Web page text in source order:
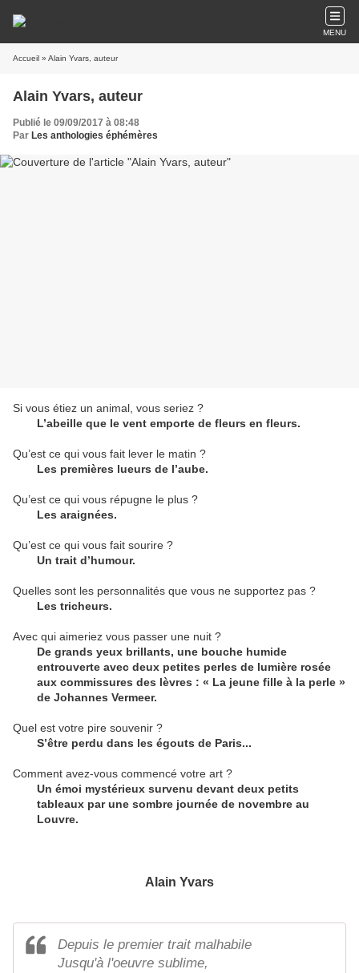
MENU
Accueil » Alain Yvars, auteur
Alain Yvars, auteur
Publié le 09/09/2017 à 08:48
Par Les anthologies éphémères
Si vous étiez un animal, vous seriez ?
L’abeille que le vent emporte de fleurs en fleurs.
Qu’est ce qui vous fait lever le matin ?
Les premières lueurs de l’aube.
Qu’est ce qui vous répugne le plus ?
Les araignées.
Qu’est ce qui vous fait sourire ?
Un trait d’humour.
Quelles sont les personnalités que vous ne supportez pas ?
Les tricheurs.
Avec qui aimeriez vous passer une nuit ?
De grands yeux brillants, une bouche humide
entrouverte avec deux petites perles de lumière rosée
aux commissures des lèvres : « La jeune fille à la perle »
de Johannes Vermeer.
Quel est votre pire souvenir ?
S’être perdu dans les égouts de Paris...
Comment avez-vous commencé votre art ?
Un émoi mystérieux survenu devant deux petits
tableaux par une sombre journée de novembre au
Louvre.
Alain Yvars
Depuis le premier trait malhabile
Jusqu'à l'oeuvre sublime,